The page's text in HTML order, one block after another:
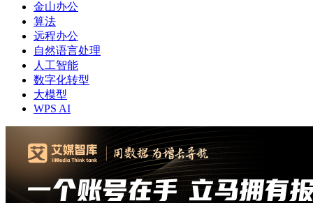
金山办公
算法
远程办公
自然语言处理
人工智能
数字化转型
大模型
WPS AI